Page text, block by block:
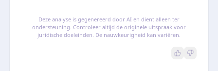
Deze analyse is gegenereerd door AI en dient alleen ter
ondersteuning. Controleer altijd de originele uitspraak voor
juridische doeleinden. De nauwkeurigheid kan variëren.